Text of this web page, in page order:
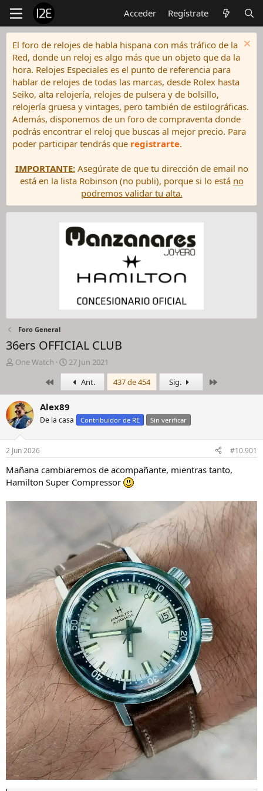
Acceder Regístrate
El foro de relojes de habla hispana con más tráfico de la
Red, donde un reloj es algo más que un objeto que da la
hora. Relojes Especiales es el punto de referencia para
hablar de relojes de todas las marcas, desde Rolex hasta
Seiko, alta relojería, relojes de pulsera y de bolsillo,
relojería gruesa y vintages, pero también de estilográficas.
Además, disponemos de un foro de compraventa donde
podrás encontrar el reloj que buscas al mejor precio. Para
poder participar tendrás que registrarte.
IMPORTANTE:Asegúrate de que tu dirección de email no
está en la lista Robinson (no publi), porque si lo está no
podremos validar tu alta.
Foro General
36ers OFFICIAL CLUB
I
c
i
a
d
o
d
e
h
i
One Watch
F
e
h
a
e
i
c
27 Jun 2021
PrimeroAnt. 437 de 454 Sig.
Alex89
De la casa Contribuidor de RE Sin verificar
2 Jun 2026 #10.901
Mañana cambiaremos de acompañante, mientras tanto,
Hamilton Super Compressor